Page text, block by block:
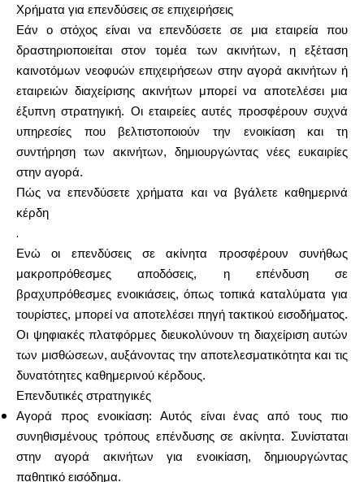
Χρήματα για επενδύσεις σε επιχειρήσεις
Εάν ο στόχος είναι να επενδύσετε σε μια εταιρεία που
δραστηριοποιείται στον τομέα των ακινήτων, η εξέταση
καινοτόμων νεοφυών επιχειρήσεων στην αγορά ακινήτων ή
εταιρειών διαχείρισης ακινήτων μπορεί να αποτελέσει μια
έξυπνη στρατηγική. Οι εταιρείες αυτές προσφέρουν συχνά
υπηρεσίες που βελτιστοποιούν την ενοικίαση και τη
συντήρηση των ακινήτων, δημιουργώντας νέες ευκαιρίες
στην αγορά.
Πώς να επενδύσετε χρήματα και να βγάλετε καθημερινά
κέρδη
.
Ενώ οι επενδύσεις σε ακίνητα προσφέρουν συνήθως
μακροπρόθεσμες αποδόσεις, η επένδυση σε
βραχυπρόθεσμες ενοικιάσεις, όπως τοπικά καταλύματα για
τουρίστες, μπορεί να αποτελέσει πηγή τακτικού εισοδήματος.
Οι ψηφιακές πλατφόρμες διευκολύνουν τη διαχείριση αυτών
των μισθώσεων, αυξάνοντας την αποτελεσματικότητα και τις
δυνατότητες καθημερινού κέρδους.
Επενδυτικές στρατηγικές
Αγορά προς ενοικίαση: Αυτός είναι ένας από τους πιο
συνηθισμένους τρόπους επένδυσης σε ακίνητα. Συνίσταται
στην αγορά ακινήτων για ενοικίαση, δημιουργώντας
παθητικό εισόδημα.